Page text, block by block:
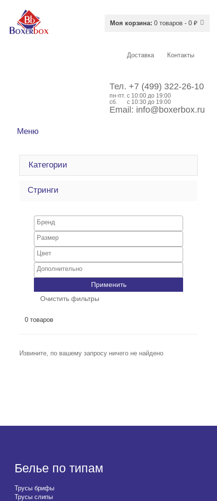
Моя корзина: 0 товаров - 0 ₽
Доставка Контакты
Тел. +7 (499) 322-26-10
пн-пт. c 10:00 до 19:00
сб.
с 10:30 до 19:00
Email: info@boxerbox.ru
Меню
Категории
Стринги
Применить
Очистить фильтры
0 товаров
Извините, по вашему запросу ничего не найдено
Белье по типам
Трусы брифы
Трусы слипы